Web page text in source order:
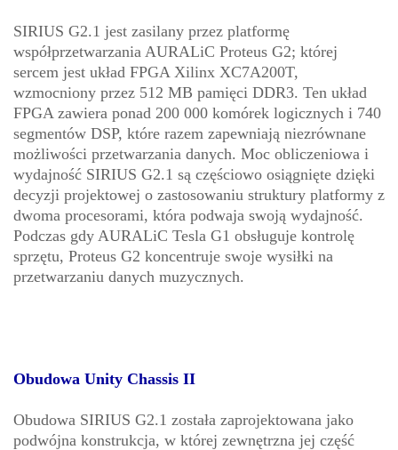
SIRIUS G2.1 jest zasilany przez platformę
współprzetwarzania AURALiC Proteus G2; której
sercem jest układ FPGA Xilinx XC7A200T,
wzmocniony przez 512 MB pamięci DDR3. Ten układ
FPGA zawiera ponad 200 000 komórek logicznych i 740
segmentów DSP, które razem zapewniają niezrównane
możliwości przetwarzania danych. Moc obliczeniowa i
wydajność SIRIUS G2.1 są częściowo osiągnięte dzięki
decyzji projektowej o zastosowaniu struktury platformy z
dwoma procesorami, która podwaja swoją wydajność.
Podczas gdy AURALiC Tesla G1 obsługuje kontrolę
sprzętu, Proteus G2 koncentruje swoje wysiłki na
przetwarzaniu danych muzycznych.
Obudowa Unity Chassis II
Obudowa SIRIUS G2.1 została zaprojektowana jako
podwójna konstrukcja, w której zewnętrzna jej część